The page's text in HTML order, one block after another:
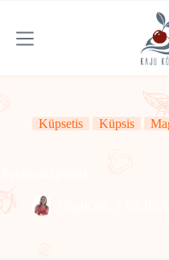
content
Küpsetis Küpsis